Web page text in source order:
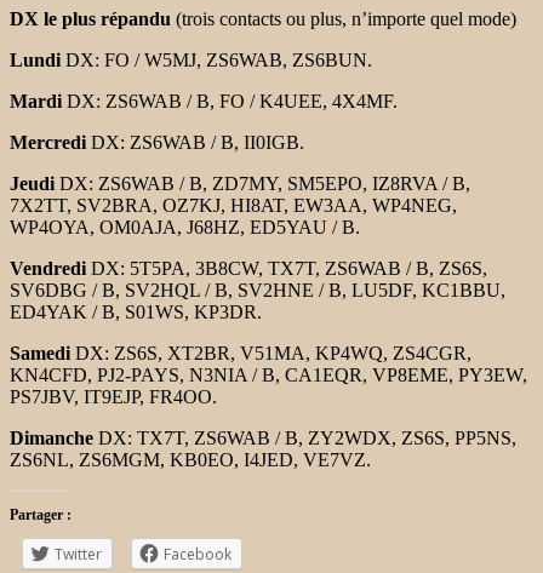
DX le plus répandu (trois contacts ou plus, n’importe quel mode)
Lundi DX: FO / W5MJ, ZS6WAB, ZS6BUN.
Mardi DX: ZS6WAB / B, FO / K4UEE, 4X4MF.
Mercredi DX: ZS6WAB / B, II0IGB.
Jeudi DX: ZS6WAB / B, ZD7MY, SM5EPO, IZ8RVA / B,
7X2TT, SV2BRA, OZ7KJ, HI8AT, EW3AA, WP4NEG,
WP4OYA, OM0AJA, J68HZ, ED5YAU / B.
Vendredi DX: 5T5PA, 3B8CW, TX7T, ZS6WAB / B, ZS6S,
SV6DBG / B, SV2HQL / B, SV2HNE / B, LU5DF, KC1BBU,
ED4YAK / B, S01WS, KP3DR.
Samedi DX: ZS6S, XT2BR, V51MA, KP4WQ, ZS4CGR,
KN4CFD, PJ2-PAYS, N3NIA / B, CA1EQR, VP8EME, PY3EW,
PS7JBV, IT9EJP, FR4OO.
Dimanche DX: TX7T, ZS6WAB / B, ZY2WDX, ZS6S, PP5NS,
ZS6NL, ZS6MGM, KB0EO, I4JED, VE7VZ.
Partager :
Twitter Facebook